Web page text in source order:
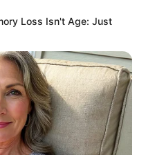
de Kim Jae-hyun, o desfecho
profissional e sentimentos
apresentados ao longo da
Loss Isn't Age: Just